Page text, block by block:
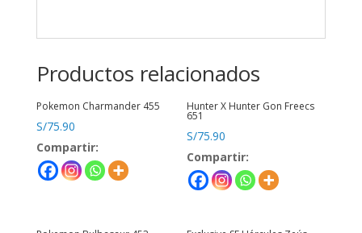
Productos relacionados
Pokemon Charmander 455
S/75.90
Compartir:
Hunter X Hunter Gon Freecs
651
S/75.90
Compartir: